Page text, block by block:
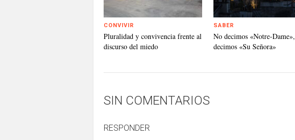
CONVIVIR
Pluralidad y convivencia frente al
discurso del miedo
SABER
No decimos «Notre-Dame»,
decimos «Su Señora»
SIN COMENTARIOS
RESPONDER